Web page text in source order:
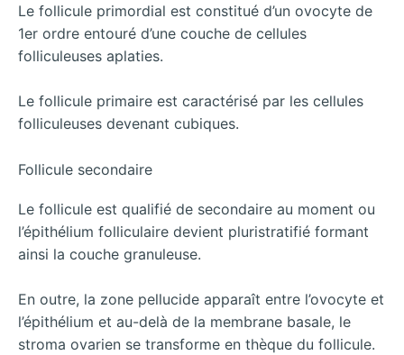
Le follicule primordial est constitué d’un ovocyte de
1er ordre entouré d’une couche de cellules
folliculeuses aplaties.
Le follicule primaire est caractérisé par les cellules
folliculeuses devenant cubiques.
Follicule secondaire
Le follicule est qualifié de secondaire au moment ou
l’épithélium folliculaire devient pluristratifié formant
ainsi la couche granuleuse.
En outre, la zone pellucide apparaît entre l’ovocyte et
l’épithélium et au-delà de la membrane basale, le
stroma ovarien se transforme en thèque du follicule.